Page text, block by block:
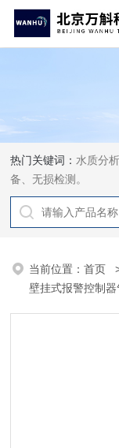
热门关键词： 水质分
备、无损检测。
当前位置：首页
壁挂式报警控制